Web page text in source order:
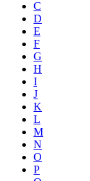
C
D
E
F
G
H
I
J
K
L
M
N
O
P